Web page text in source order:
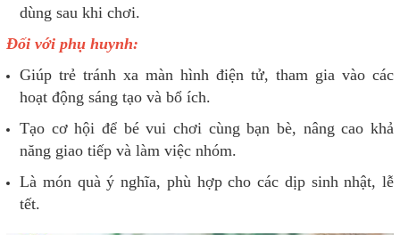
dùng sau khi chơi.
Đối với phụ huynh:
Giúp trẻ tránh xa màn hình điện tử, tham gia vào các
hoạt động sáng tạo và bổ ích.
Tạo cơ hội để bé vui chơi cùng bạn bè, nâng cao khả
năng giao tiếp và làm việc nhóm.
Là món quà ý nghĩa, phù hợp cho các dịp sinh nhật, lễ
tết.